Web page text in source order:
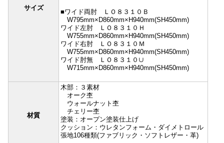
サイズ
■ワイド両肘 ＬＯ８３１０Ｂ
W795mm×D860mm×H940mm(SH450mm)
ワイド左肘 ＬＯ８３１０Ｈ
W755mm×D860mm×H940mm(SH450mm)
ワイド右肘 ＬＯ８３１０Ｍ
W755mm×D860mm×H940mm(SH450mm)
ワイド肘無 ＬＯ８３１０∪
W715mm×D860mm×H940mm(SH450mm)
材質
木部：３素材
オーク杢
ウォールナット杢
チェリー杢
塗装：オープン塗装仕上げ
クッション：ウレタンフォーム・ダイメトロール
張地106種類(ファブリック・ソフトレザー・革)